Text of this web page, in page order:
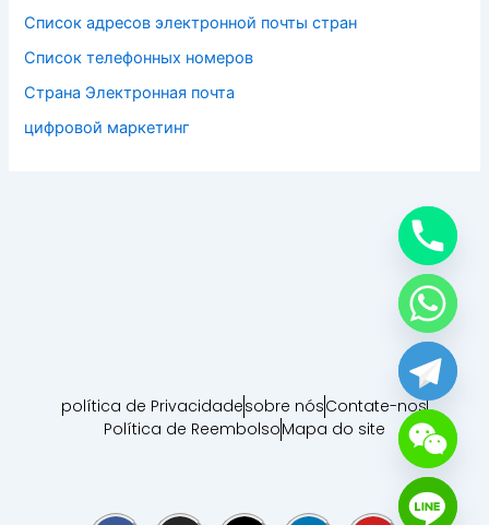
Список адресов электронной почты стран
Список телефонных номеров
Страна Электронная почта
цифровой маркетинг
política de Privacidadesobre nósContate-nos
Política de ReembolsoMapa do site